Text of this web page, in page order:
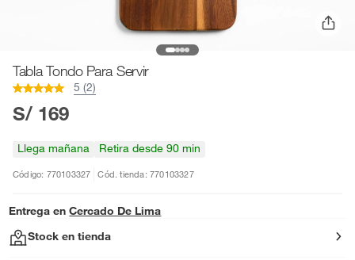
Tabla Tondo Para Servir
5 (2)
S/ 169
Llega mañana Retira desde 90 min
Código: 770103327 Cód. tienda: 770103327
Entrega en Cercado De Lima
Stock en tienda